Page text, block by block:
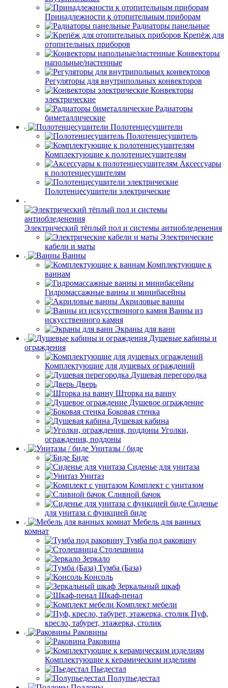
Принадлежности к отопительным приборам
Радиаторы панельные
Крепёж для
отопительных приборов
Конвекторы
напольные/настенные
Регуляторы для внутрипольных конвекторов
Конвекторы
электрические
Радиаторы
биметаллические
Полотенцесушители
Полотенцесушитель
Комплектующие к полотенцесушителям
Аксессуары
к полотенцесушителям
Полотенцесушители электрические
Электрический тёплый пол и системы антиобледенения
Электрические
кабели и маты
Ванны
Комплектующие к
ваннам
Гидромассажные ванны и минибасейны
Акриловые ванны
Ванны из
искусственного камня
Экраны для ванн
Душевые кабины и
ограждения
Комплектующие для душевых ограждений
Душевая перегородка
Дверь
Шторка на ванну
Душевое ограждение
Боковая стенка
Душевая кабина
Уголки,
ограждения, поддоны
Унитазы / биде
Биде
Сиденье для унитаза
Унитаз
Комплект с унитазом
Сливной бачок
Сиденье
для унитаза с функцией биде
Мебель для ванных
комнат
Тумба под раковину
Столешница
Зеркало
Тумба (База)
Консоль
Зеркальный шкаф
Шкаф-пенал
Комплект мебели
Пуф,
кресло, табурет, этажерка, столик
Раковины
Раковина
Комплектующие к керамическим изделиям
Пьедестал
Полупьедестал